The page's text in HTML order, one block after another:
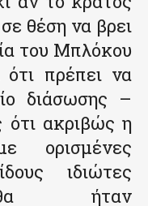
θέση να βρει
του Μπλόκου
ότι πρέπει να
διάσωσης –
ακριβώς η
ορισμένες
ιδιώτες
θα ήταν